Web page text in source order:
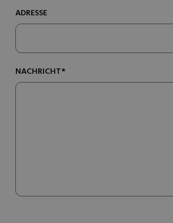
ADRESSE
NACHRICHT*